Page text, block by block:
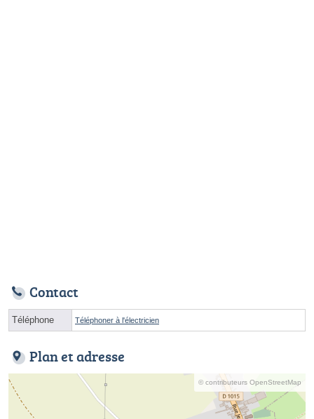
Contact
Téléphone Téléphoner à l'électricien
Plan et adresse
© contributeurs OpenStreetMap